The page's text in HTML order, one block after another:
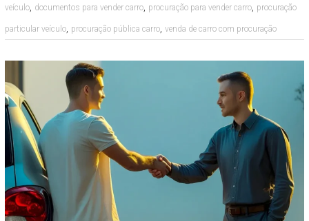
veículo, documentos para vender carro, procuração para vender carro, procuração
particular veículo, procuração pública carro, venda de carro com procuração